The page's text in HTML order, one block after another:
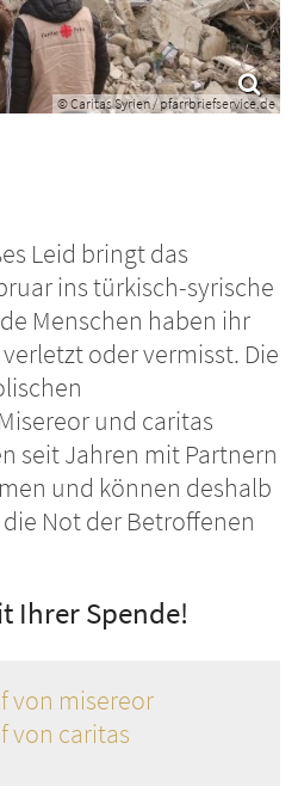
© Caritas Syrien / pfarrbriefservice.de
Leid bringt das
ins türkisch-syrische
Menschen haben ihr
oder vermisst. Die
und caritas
seit Jahren mit Partnern
und können deshalb
Not der Betroffenen
Ihrer Spende!
von misereor
von caritas